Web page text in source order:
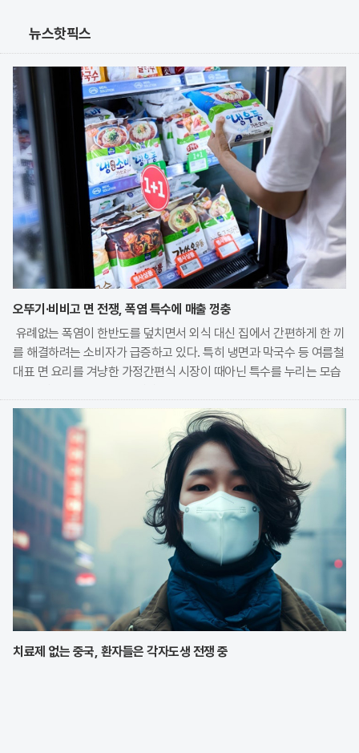
뉴스핫픽스
오뚜기·비비고 면 전쟁, 폭염 특수에 매출 껑충
유례없는 폭염이 한반도를 덮치면서 외식 대신 집에서 간편하게 한 끼
를 해결하려는 소비자가 급증하고 있다. 특히 냉면과 막국수 등 여름철
대표 면 요리를 겨냥한 가정간편식 시장이 때아닌 특수를 누리는 모습
앞세워 시장 점유율 확대에 박차를 가하고
치료제 없는 중국, 환자들은 각자도생 전쟁 중